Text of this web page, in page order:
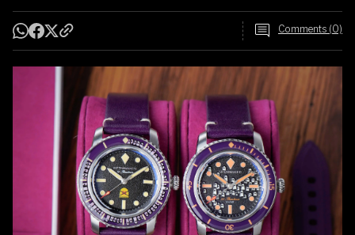
Comments (0)